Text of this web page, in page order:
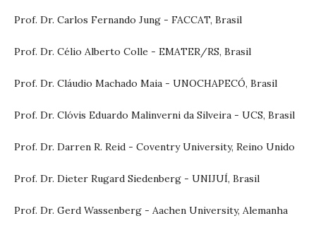
Prof. Dr. Carlos Fernando Jung - FACCAT, Brasil
Prof. Dr. Célio Alberto Colle - EMATER/RS, Brasil
Prof. Dr. Cláudio Machado Maia - UNOCHAPECÓ, Brasil
Prof. Dr. Clóvis Eduardo Malinverni da Silveira - UCS, Brasil
Prof. Dr. Darren R. Reid - Coventry University, Reino Unido
Prof. Dr. Dieter Rugard Siedenberg - UNIJUÍ, Brasil
Prof. Dr. Gerd Wassenberg - Aachen University, Alemanha